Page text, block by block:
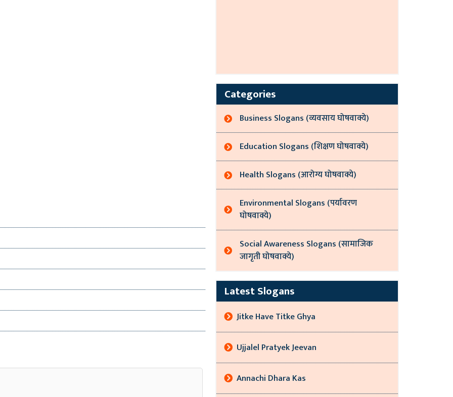
Categories
Business Slogans (व्यवसाय घोषवाक्ये)
Education Slogans (शिक्षण घोषवाक्ये)
Health Slogans (आरोग्य घोषवाक्ये)
Environmental Slogans (पर्यावरण
घोषवाक्ये)
Social Awareness Slogans (सामाजिक
जागृती घोषवाक्ये)
Latest Slogans
Jitke Have Titke Ghya
Ujjalel Pratyek Jeevan
Annachi Dhara Kas